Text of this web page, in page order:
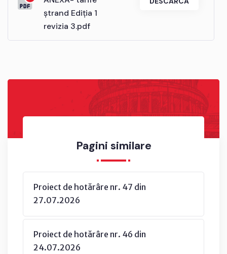
Pagini similare
Proiect de hotărâre nr. 47 din
27.07.2026
Proiect de hotărâre nr. 46 din
24.07.2026
ștrand Ediția 1
revizia 3.pdf